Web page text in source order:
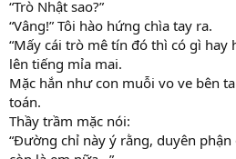
“Trò Nhật sao?”
“Vâng!” Tôi hào hứng chìa tay ra.
“Mấy cái trò mê tín đó thì có gì hay
lên tiếng mỉa mai.
Mặc hắn như con muỗi vo ve bên
toán.
Thầy trầm mặc nói:
“Đường chỉ này ý rằng, duyên phận